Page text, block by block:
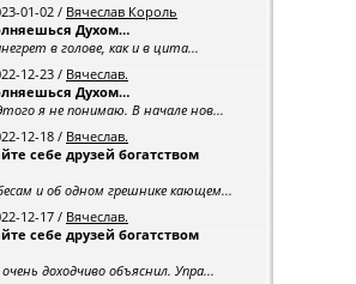
01-02 / Вячеслав Король
Духом…
в голове, как и в цита...
12-23 / Вячеслав.
Духом…
я не понимаю. В начале нов...
12-18 / Вячеслав.
себе друзей богатством
и об одном грешнике кающем...
12-17 / Вячеслав.
себе друзей богатством
доходчиво объяснил. Упра...